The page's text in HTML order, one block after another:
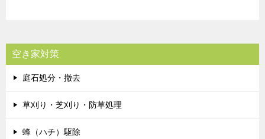
空き家対策
庭石処分・撤去
草刈り・芝刈り・防草処理
蜂（ハチ）駆除